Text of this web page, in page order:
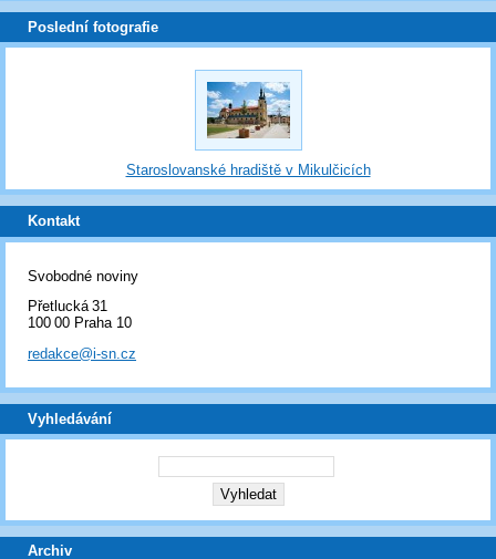
Poslední fotografie
Staroslovanské hradiště v Mikulčicích
Kontakt
Svobodné noviny
Přetlucká 31
100 00 Praha 10
redakce@i-sn.cz
Vyhledávání
Archiv